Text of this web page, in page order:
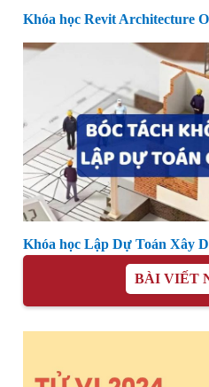
Khóa học Revit Architecture
Khóa học Lập Dự Toán Xây
BÀI VIẾT